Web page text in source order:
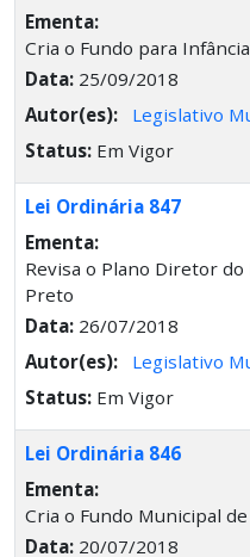
Ementa:
Cria o Fundo para
Data: 25/09/2018
Autor(es):
Legislativo
Status: Em Vigor
Lei Ordinária 847
Ementa:
Revisa o Plano Diretor
Preto
Data: 26/07/2018
Autor(es):
Legislativo
Status: Em Vigor
Lei Ordinária 846
Ementa:
Cria o Fundo Municipal
Data: 20/07/2018